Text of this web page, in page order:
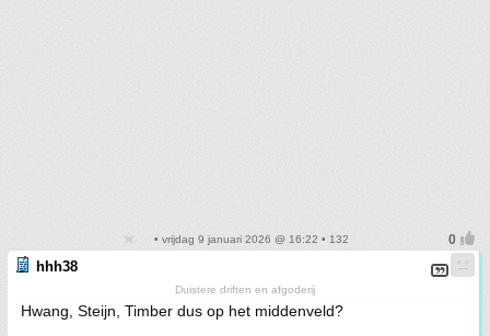
• vrijdag 9 januari 2026 @ 16:22 • 132
hhh38
Duistere driften en afgoderij
Hwang, Steijn, Timber dus op het middenveld?